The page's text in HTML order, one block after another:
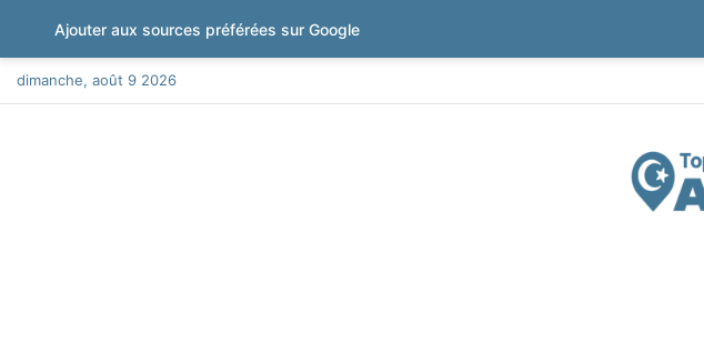
dimanche, août 9 2026
Ajouter aux sources préférées sur Google